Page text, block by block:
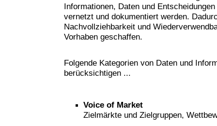
Informationen, Daten und
vernetzt und dokumentiert werden.
Nachvollziehbarkeit und
Vorhaben geschaffen.
Folgende Kategorien von Daten und
berücksichtigen ...
Voice of Market
Zielmärkte und Zielgruppen,